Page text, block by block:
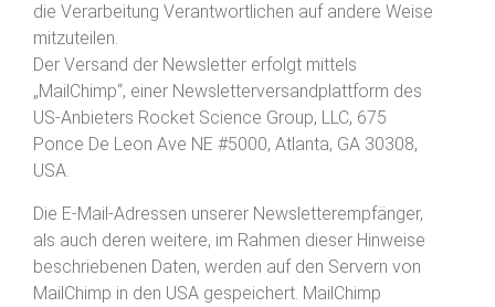
die Verarbeitung Verantwortlichen auf andere Weise
mitzuteilen.
Der Versand der Newsletter erfolgt mittels
„MailChimp“, einer Newsletterversandplattform des
US-Anbieters Rocket Science Group, LLC, 675
Ponce De Leon Ave NE #5000, Atlanta, GA 30308,
USA.
Die E-Mail-Adressen unserer Newsletterempfänger,
als auch deren weitere, im Rahmen dieser Hinweise
beschriebenen Daten, werden auf den Servern von
MailChimp in den USA gespeichert. MailChimp